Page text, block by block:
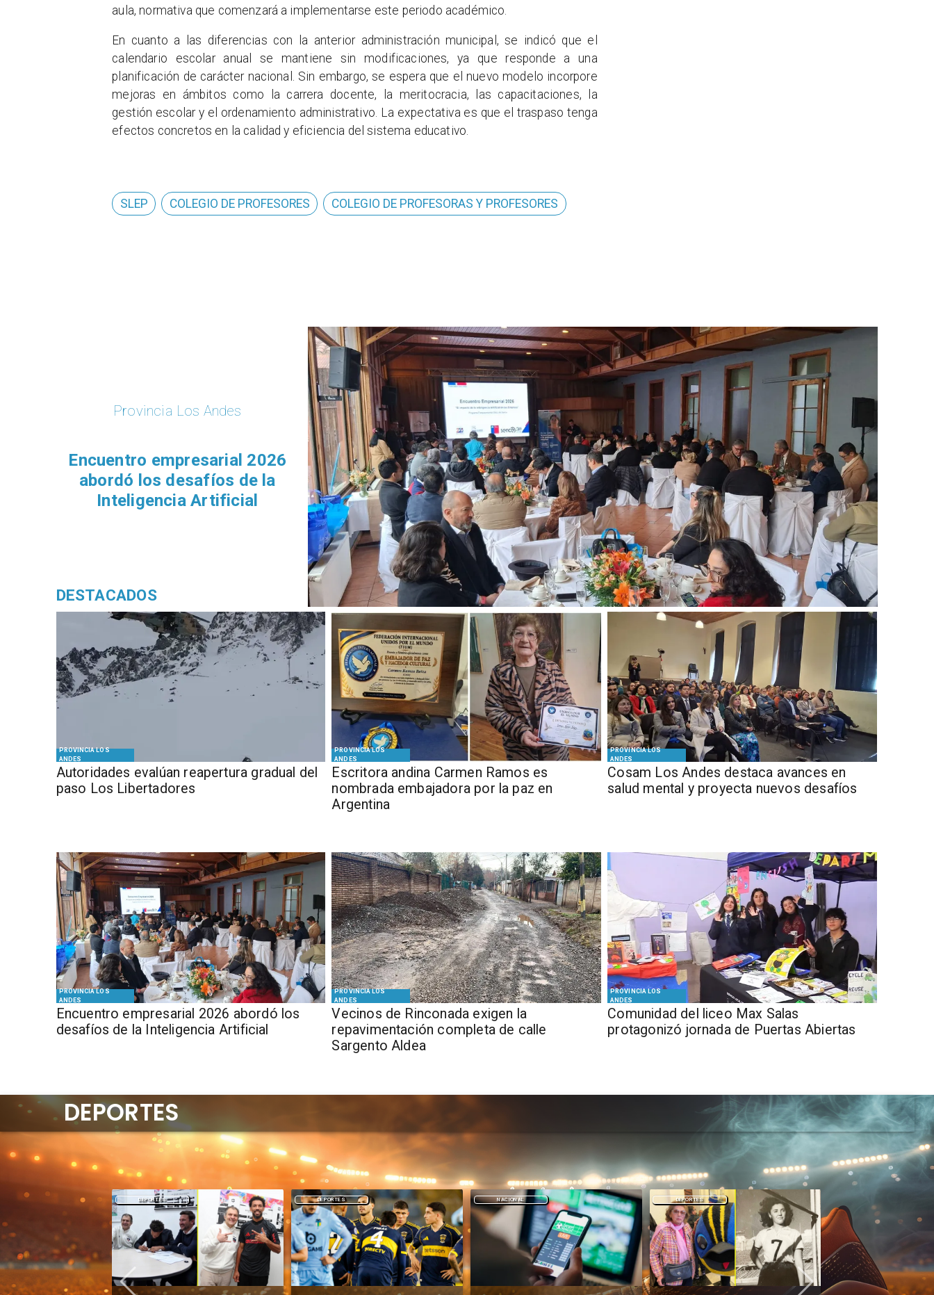
aula, normativa que comenzará a implementarse este periodo académico.
En cuanto a las diferencias con la anterior administración municipal, se indicó que el
calendario escolar anual se mantiene sin modificaciones, ya que responde a una
planificación de carácter nacional. Sin embargo, se espera que el nuevo modelo incorpore
mejoras en ámbitos como la carrera docente, la meritocracia, las capacitaciones, la
gestión escolar y el ordenamiento administrativo. La expectativa es que el traspaso tenga
efectos concretos en la calidad y eficiencia del sistema educativo.
SLEP COLEGIO DE PROFESORES COLEGIO DE PROFESORAS Y PROFESORES
PROVINCIA LOS
ANDES
​​Autoridades evalúan reapertura gradual del
paso Los Libertadores
PROVINCIA LOS
ANDES
Escritora andina Carmen Ramos es
nombrada embajadora por la paz en
Argentina
PROVINCIA LOS
ANDES
Cosam Los Andes destaca avances en
salud mental y proyecta nuevos desafíos
PROVINCIA LOS
ANDES
Encuentro empresarial 2026 abordó los
desafíos de la Inteligencia Artificial
PROVINCIA LOS
ANDES
Vecinos de Rinconada exigen la
repavimentación completa de calle
Sargento Aldea
PROVINCIA LOS
ANDES
Comunidad del liceo Max Salas
protagonizó jornada de Puertas Abiertas
Provincia Los Andes
Encuentro empresarial 2026
abordó los desafíos de la
Inteligencia Artificial
DESTACADOS
DEPORTES NACIONAL DEPORTES DEPORTES
DEPORTES